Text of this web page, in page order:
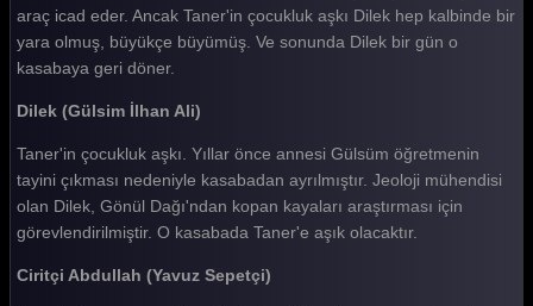
Gönül Dağı 154. Bölüm
Gönül Dağı 153. Bölüm
Gönül Dağı 152. Bölüm
Gönül Dağı 151. Bölüm
Gönül Dağı 150. Bölüm
Gönül Dağı 149. Bölüm
araç icad eder. Ancak Taner'in çocukluk aşkı Dilek hep kalbinde bir
yara olmuş, büyükçe büyümüş. Ve sonunda Dilek bir gün o
kasabaya geri döner.
Dilek (Gülsim İlhan Ali)
Taner'in çocukluk aşkı. Yıllar önce annesi Gülsüm öğretmenin
tayini çıkması nedeniyle kasabadan ayrılmıştır. Jeoloji mühendisi
olan Dilek, Gönül Dağı'ndan kopan kayaları araştırması için
görevlendirilmiştir. O kasabada Taner'e aşık olacaktır.
Ciritçi Abdullah (Yavuz Sepetçi)